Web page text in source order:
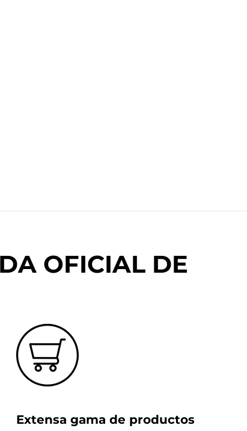
OFICIAL DE
Extensa gama de productos